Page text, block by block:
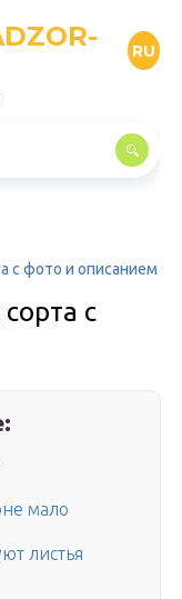
RU
с фото и описанием
с
мало
листья